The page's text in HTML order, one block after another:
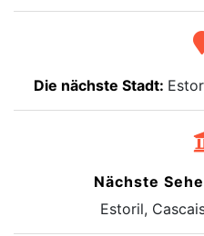
Die nächste Stadt:
Nächste
Estoril,